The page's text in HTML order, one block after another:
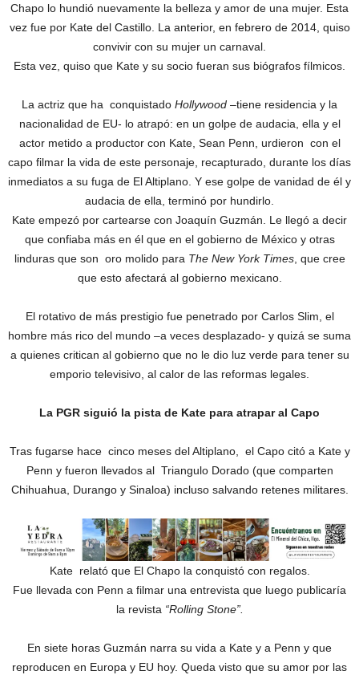
Chapo lo hundió nuevamente la belleza y amor de una mujer. Esta
vez fue por Kate del Castillo. La anterior, en febrero de 2014, quiso
convivir con su mujer un carnaval.
Esta vez, quiso que Kate y su socio fueran sus biógrafos fílmicos.
La actriz que ha conquistado Hollywood –tiene residencia y la
nacionalidad de EU- lo atrapó: en un golpe de audacia, ella y el
actor metido a productor con Kate, Sean Penn, urdieron con el
capo filmar la vida de este personaje, recapturado, durante los días
inmediatos a su fuga de El Altiplano. Y ese golpe de vanidad de él y
audacia de ella, terminó por hundirlo.
Kate empezó por cartearse con Joaquín Guzmán. Le llegó a decir
que confiaba más en él que en el gobierno de México y otras
linduras que son oro molido para The New York Times, que cree
que esto afectará al gobierno mexicano.
El rotativo de más prestigio fue penetrado por Carlos Slim, el
hombre más rico del mundo –a veces desplazado- y quizá se suma
a quienes critican al gobierno que no le dio luz verde para tener su
emporio televisivo, al calor de las reformas legales.
La PGR siguió la pista de Kate para atrapar al Capo
Tras fugarse hace cinco meses del Altiplano, el Capo citó a Kate y
Penn y fueron llevados al Triangulo Dorado (que comparten
Chihuahua, Durango y Sinaloa) incluso salvando retenes militares.
Kate relató que El Chapo la conquistó con regalos.
Fue llevada con Penn a filmar una entrevista que luego publicaría
la revista “Rolling Stone”.
En siete horas Guzmán narra su vida a Kate y a Penn y que
reproducen en Europa y EU hoy. Queda visto que su amor por las